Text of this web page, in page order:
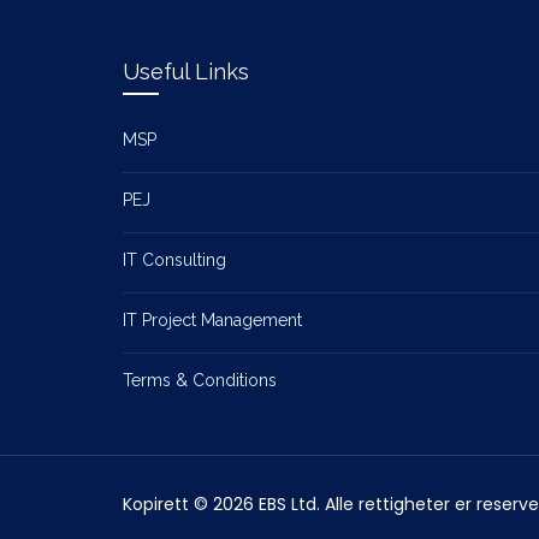
Useful Links
MSP
PEJ
IT Consulting
IT Project Management
Terms & Conditions
Kopirett © 2026 EBS Ltd. Alle rettigheter er